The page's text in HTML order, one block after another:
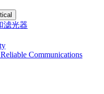
滤光器
Communications